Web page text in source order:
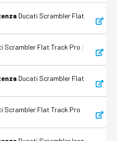
Ducati Scrambler Flat
Scrambler Flat Track Pro |
Ducati Scrambler Flat
Scrambler Flat Track Pro